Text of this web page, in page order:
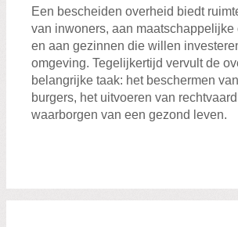
Een bescheiden overheid biedt
van inwoners, aan maatschappelijke
en aan gezinnen die willen
omgeving. Tegelijkertijd vervult de
belangrijke taak: het beschermen
burgers, het uitvoeren van
waarborgen van een gezond leven.